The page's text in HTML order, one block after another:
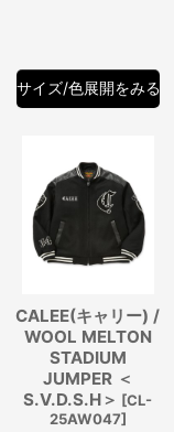
サイズ/色展開をみる
CALEE(キャリー) /
WOOL MELTON
STADIUM
JUMPER ＜
S.V.D.S.H＞ [CL-
25AW047]